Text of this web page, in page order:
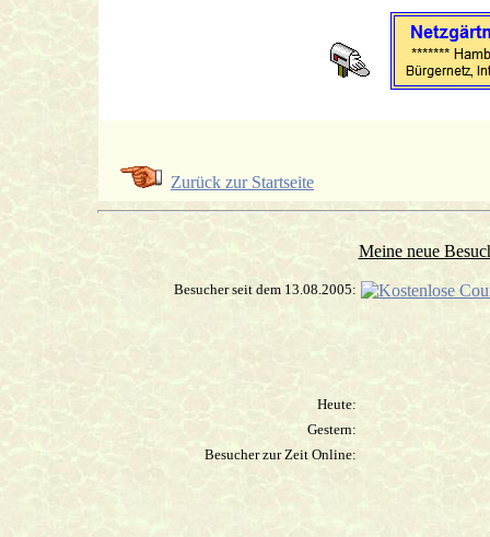
Zurück zur Startseite
Meine neue
Besucher seit dem 13.08.2005:
Heute:
Gestern:
Besucher zur Zeit Online: